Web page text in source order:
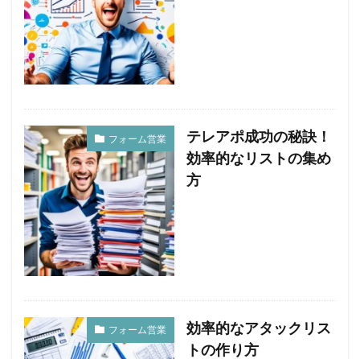
フォーム営業
テレアポ成功の秘訣！
効率的なリストの集め
方
フォーム営業
効率的なアタックリス
トの作り方